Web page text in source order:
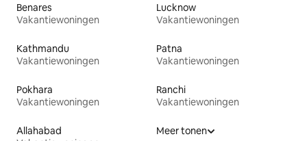
Benares
Vakantiewoningen
Lucknow
Vakantiewoningen
Kathmandu
Vakantiewoningen
Patna
Vakantiewoningen
Pokhara
Vakantiewoningen
Ranchi
Vakantiewoningen
Allahabad
Meer tonen